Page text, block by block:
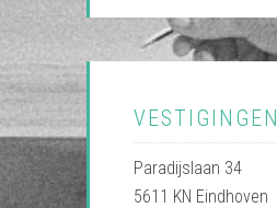
VESTIGINGEN
Paradijslaan 34
5611 KN Eindhoven